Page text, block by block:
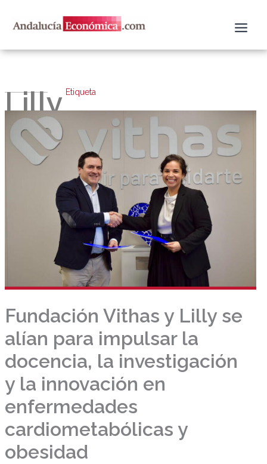
Etiqueta
Lilly
Fundación Vithas y Lilly se
alían para impulsar la
docencia, la investigación
y la innovación en
enfermedades
cardiometabólicas y
obesidad